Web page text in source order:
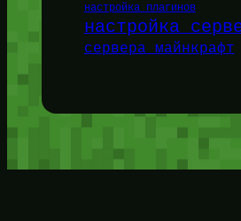
настройка плагинов
настройка
сервера майнкрафт